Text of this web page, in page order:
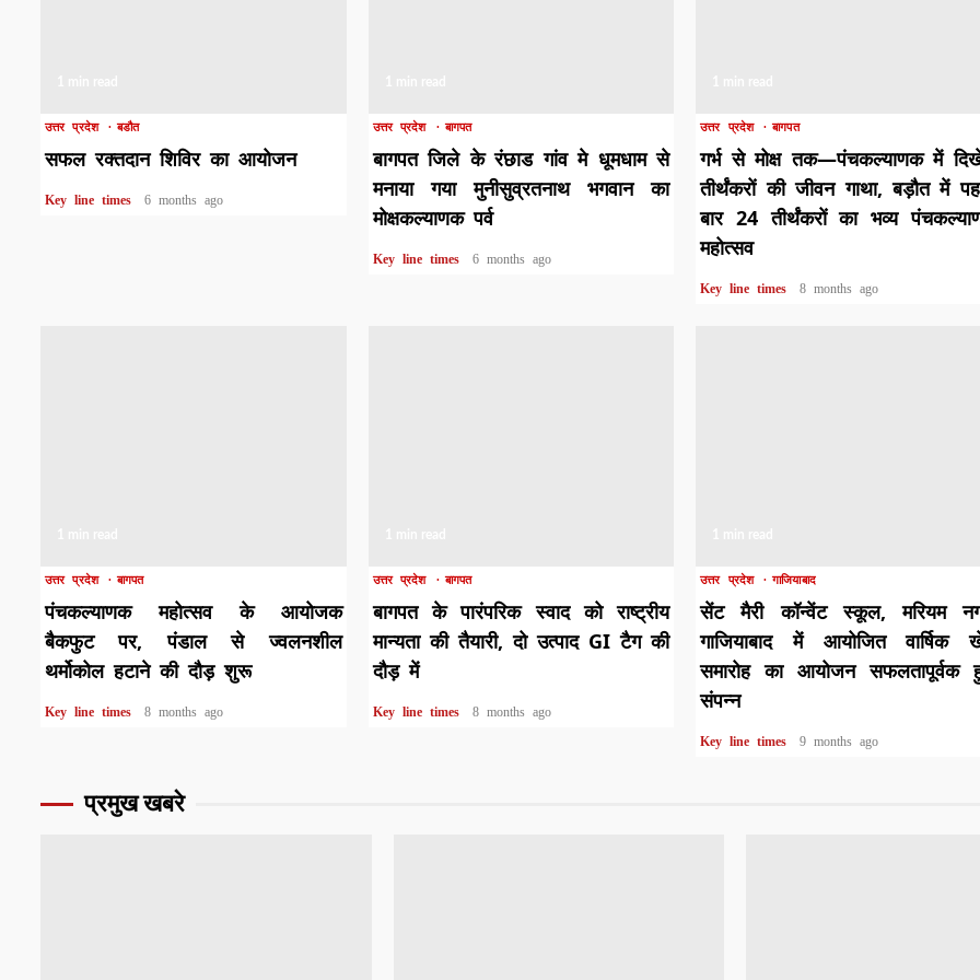
उत्तर प्रदेश बडौत
सफल रक्तदान शिविर का आयोजन
Key line times 6 months ago
उत्तर प्रदेश बागपत
बागपत जिले के रंछाड गांव मे धूमधाम से
मनाया गया मुनीसुव्रतनाथ भगवान का
मोक्षकल्याणक पर्व
Key line times 6 months ago
उत्तर प्रदेश बागपत
गर्भ से मोक्ष तक—पंचकल्याणक में
तीर्थंकरों की जीवन गाथा, बड़ौत में
बार 24 तीर्थंकरों का भव्य
महोत्सव
Key line times 8 months ago
उत्तर प्रदेश बागपत
पंचकल्याणक महोत्सव के आयोजक
बैकफुट पर, पंडाल से ज्वलनशील
थर्मोकोल हटाने की दौड़ शुरू
Key line times 8 months ago
उत्तर प्रदेश बागपत
बागपत के पारंपरिक स्वाद को राष्ट्रीय
मान्यता की तैयारी, दो उत्पाद GI टैग की
दौड़ में
Key line times 8 months ago
उत्तर प्रदेश गाजियाबाद
सेंट मैरी कॉन्वेंट स्कूल, मरियम
गाजियाबाद में आयोजित वार्षिक
समारोह का आयोजन सफलतापूर्वक
संपन्न
Key line times 9 months ago
प्रमुख खबरे